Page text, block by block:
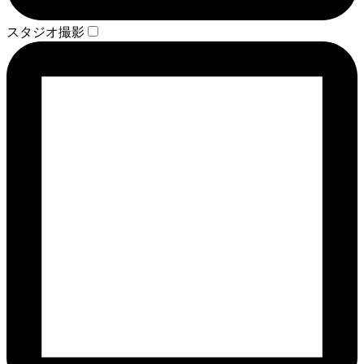
スタジオ撮影